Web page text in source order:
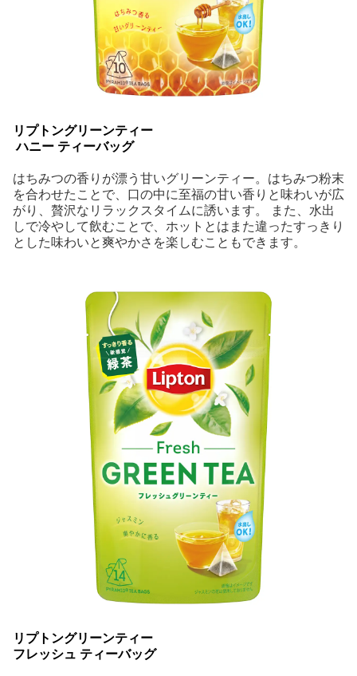
リプトングリーンティー
ハニー ティーバッグ
はちみつの香りが漂う甘いグリーンティー。はちみつ粉末
を合わせたことで、口の中に至福の甘い香りと味わいが広
がり、贅沢なリラックスタイムに誘います。 また、水出
しで冷やして飲むことで、ホットとはまた違ったすっきり
とした味わいと爽やかさを楽しむこともできます。
リプトングリーンティー
フレッシュ ティーバッグ